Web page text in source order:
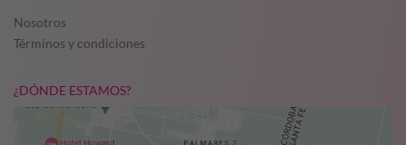
Nosotros
Términos y condiciones
¿DÓNDE ESTAMOS?